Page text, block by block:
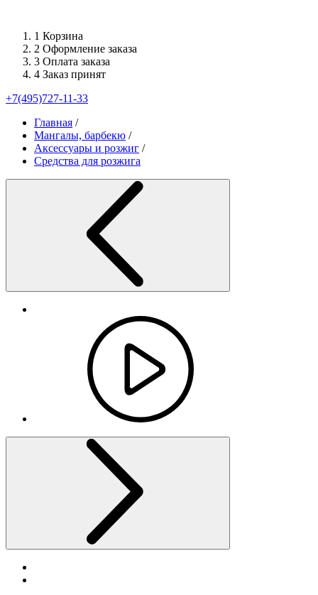
1 Корзина
2 Оформление заказа
3 Оплата заказа
4 Заказ принят
+7(495)727-11-33
Главная /
Мангалы, барбекю /
Аксессуары и розжиг /
Средства для розжига